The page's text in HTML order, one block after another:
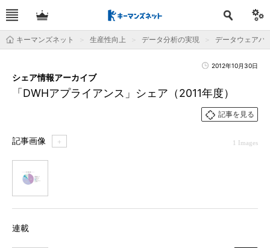
キーマンズネット 生産性向上 データ分析の実現 データウェアハ
2012年10月30日
「DWHアプライアンス」シェア（2011年度）
シェア情報アーカイブ
記事を見る
記事画像 ＋ 1 Images
連載